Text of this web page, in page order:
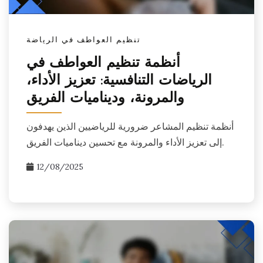
تنظيم العواطف في الرياضة
أنظمة تنظيم العواطف في
الرياضات التنافسية: تعزيز الأداء،
والمرونة، وديناميات الفريق
أنظمة تنظيم المشاعر ضرورية للرياضيين الذين يهدفون
إلى تعزيز الأداء والمرونة مع تحسين ديناميات الفريق.
12/08/2025